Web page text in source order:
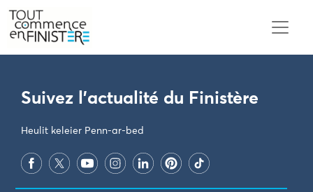
PARAMÈTRES DES COOKIES
Suivez l'actualité du Finistère
Heulit keleier Penn-ar-bed